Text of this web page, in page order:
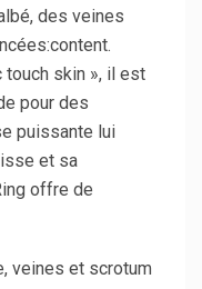
des veines
touch skin », il est
pour des
puissante lui
et sa
offre de
veines et scrotum